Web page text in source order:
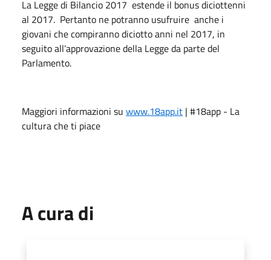
La Legge di Bilancio 2017 estende il bonus diciottenni
al 2017. Pertanto ne potranno usufruire anche i
giovani che compiranno diciotto anni nel 2017, in
seguito all’approvazione della Legge da parte del
Parlamento.
Maggiori informazioni su www.18app.it | #18app - La
cultura che ti piace
A cura di